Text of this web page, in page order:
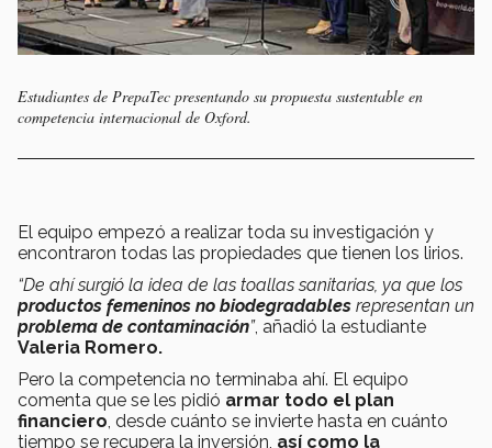
Estudiantes de PrepaTec presentando su propuesta sustentable en
competencia internacional de Oxford.
El equipo empezó a realizar toda su investigación y
encontraron todas las propiedades que tienen los lirios.
“De ahí surgió la idea de las toallas sanitarias, ya que los
productos femeninos no biodegradables representan un
problema de contaminación”, añadió la estudiante
Valeria Romero.
Pero la competencia no terminaba ahí. El equipo
comenta que se les pidió armar todo el plan
financiero , desde cuánto se invierte hasta en cuánto
tiempo se recupera la inversión, así como la